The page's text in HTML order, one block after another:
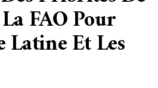
FAO Pour
Latine Et Les